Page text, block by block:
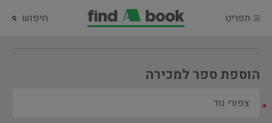
תפריט חיפוש
הוספת ספר למכירה
*